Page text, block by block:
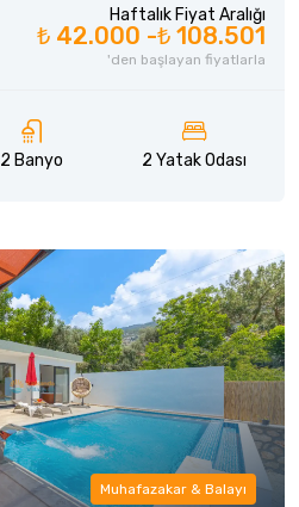
Haftalık Fiyat Aralığı
₺ 42.000 -₺ 108.501
'den başlayan fiyatlarla
2 Banyo 2 Yatak Odası
Muhafazakar & Balayı